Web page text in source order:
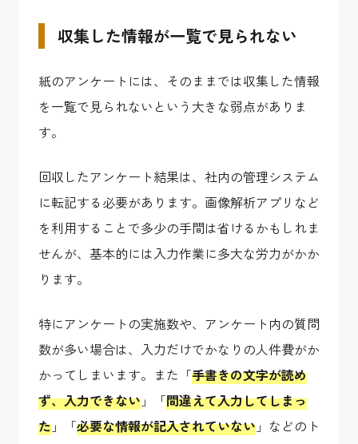
収集した情報が一覧で見られない
紙のアンケートには、そのままでは収集した情報
を一覧で見られないという大きな弱点がありま
す。
回収したアンケート結果は、社内の管理システム
に転記する必要があります。画像解析アプリなど
を利用することで多少の手間は省けるかもしれま
せんが、基本的には入力作業に多大な労力がかか
ります。
特にアンケートの実施数や、アンケート内の質問
数が多い場合は、入力だけでかなりの人件費がか
かってしまいます。また「手書きの文字が読め
ず、入力できない 」「間違えて入力してしまっ
た 」「必要な情報が記入されていない 」などのト